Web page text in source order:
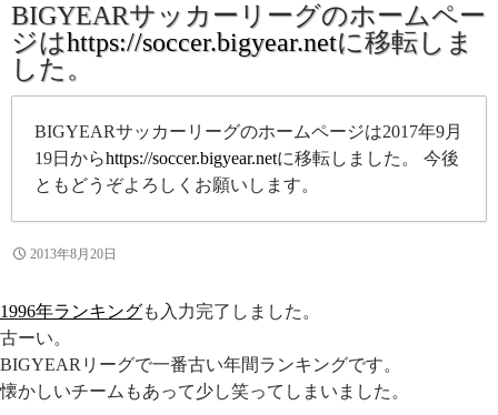
BIGYEARサッカーリーグのホームペー
ジはhttps://soccer.bigyear.netに移転しま
した。
BIGYEARサッカーリーグのホームページは2017年9月
19日からhttps://soccer.bigyear.netに移転しました。 今後
ともどうぞよろしくお願いします。
2013年8月20日
1996年ランキングも入力完了しました。
古ーい。
BIGYEARリーグで一番古い年間ランキングです。
懐かしいチームもあって少し笑ってしまいました。